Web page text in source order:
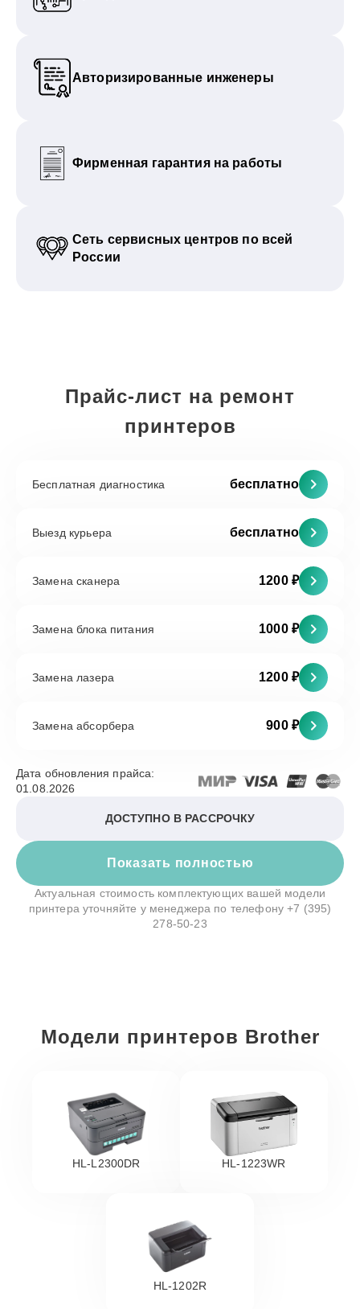
Авторизированные инженеры
Фирменная гарантия на работы
Сеть сервисных центров по всей
России
Прайс-лист на ремонт
принтеров
Бесплатная диагностика бесплатно
Выезд курьера бесплатно
Замена сканера 1200 ₽
Замена блока питания 1000 ₽
Замена лазера 1200 ₽
Замена абсорбера 900 ₽
Показать полностью
Дата обновления прайса:
01.08.2026
ДОСТУПНО В РАССРОЧКУ
Актуальная стоимость комплектующих вашей модели
принтера уточняйте у менеджера по телефону+7 (395)
278-50-23
Модели принтеров Brother
HL-L2300DR HL-1223WR
HL-1202R